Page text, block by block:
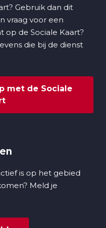
Gebruik dan dit
vraag voor een
op de Sociale Kaart?
die bij de dienst
met de Sociale
is op het gebied
Meld je